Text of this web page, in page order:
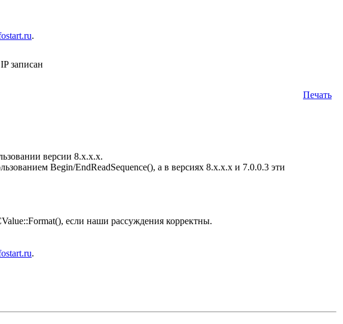
.
IP записан
Печать
версии 8.x.x.x.
Begin/EndReadSequence(), а в версиях 8.x.x.x и 7.0.0.3 эти
если наши рассуждения корректны.
.